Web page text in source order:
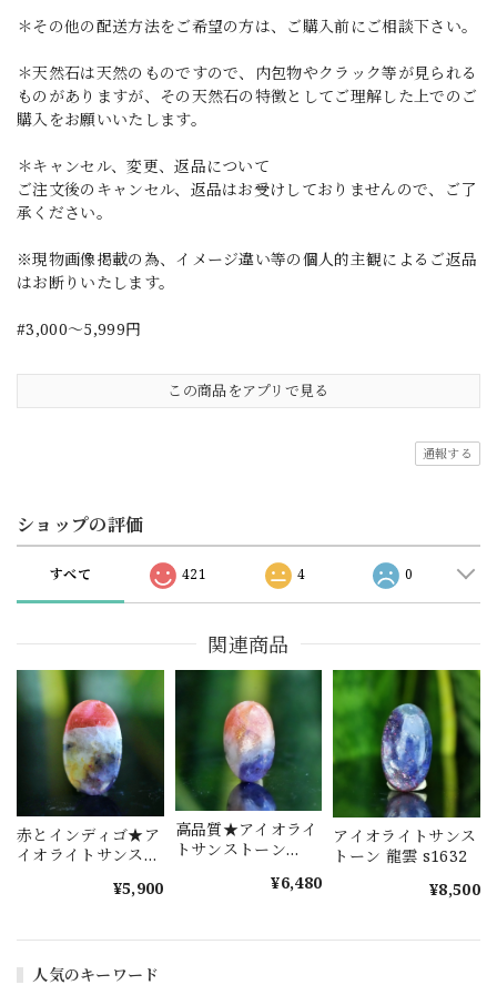
人気のキーワード
＊その他の配送方法をご希望の方は、ご購入前にご相談下さい。
＊天然石は天然のものですので、内包物やクラック等が見られる
ものがありますが、その天然石の特徴としてご理解した上でのご
購入をお願いいたします。
＊キャンセル、変更、返品について
ご注文後のキャンセル、返品はお受けしておりませんので、ご了
承ください。
※現物画像掲載の為、イメージ違い等の個人的主観によるご返品
はお断りいたします。
#3,000～5,999円
この商品をアプリで見る
通報する
ショップの評価
すべて 421 4 0
関連商品
赤とインディゴ★ア
イオライトサンスト
¥5,900
高品質★アイオライ
トサンストーン
¥6,480
アイオライトサンス
トーン 龍雲 s1632
¥8,500